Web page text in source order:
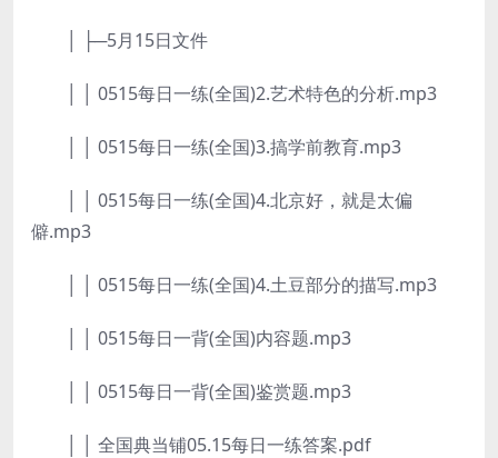
│ ├─5月15日文件
│ │ 0515每日一练(全国)2.艺术特色的分析.mp3
│ │ 0515每日一练(全国)3.搞学前教育.mp3
│ │ 0515每日一练(全国)4.北京好，就是太偏
僻.mp3
│ │ 0515每日一练(全国)4.土豆部分的描写.mp3
│ │ 0515每日一背(全国)内容题.mp3
│ │ 0515每日一背(全国)鉴赏题.mp3
│ │ 全国典当铺05.15每日一练答案.pdf